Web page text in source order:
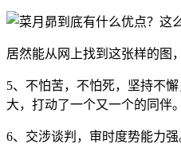
居然能从网上找到这张样的图
5、不怕苦，不怕死，坚持不
大，打动了一个又一个的同伴
6、交涉谈判，审时度势能力